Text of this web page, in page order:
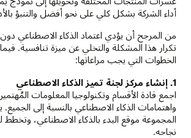
أداء الشركة بشكل كلي على نحو أفضل والتنبؤ
من المرجح أن يؤدي اعتماد الذكاء الاصطناعي دون
تكرار هذا المشكلة والتخلي عن ميزة تنافسية.
الخطوات التي يجب مراعاتها:
1. إنشاء مركز لجنة تميز الذكاء الاصطناعي
اجمع قادة الأقسام وتكنولوجيا المعلومات
واهتمامات الذكاء الاصطناعي بالنسبة إلى
المجموعة موقع البدء بالذكاء الاصطناعي، وتخطط
نجاحه.